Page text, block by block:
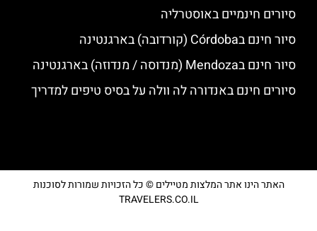
סיורים חינמיים באוסטרליה
סיור חינם בCórdoba (קורדובה) בארגנטינה
סיור חינם בMendoza (מנדוסה / מנדוזה) בארגנטינה
סיורים חינם באנדורה לה וולה על בסיס טיפים למדריך
האתר הינו אתר המלצות מטיילים © כל הזכויות שמורות לסוכנות
TRAVELERS.CO.IL